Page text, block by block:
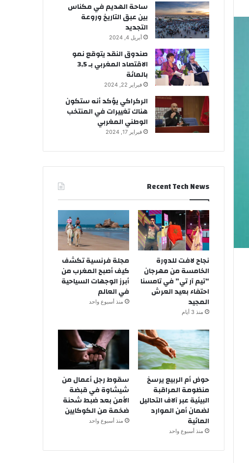
ساحة الهديم في مكناس
بين عبق التاريخ وروعة
التجديد
أبريل 4, 2024
صندوق النقد يتوقع نمو
الاقتصاد المغربي بـ 3,5
بالمائة
فبراير 22, 2024
الركراكي يؤكد أنه ستكون
هناك تغييرات في المنتخب
الوطني المغربي
فبراير 17, 2024
Recent Tech News
نجاح لافت للدورة
الخامسة من مهرجان
“تيم آر تي” في تامسنا
احتفاء بعيد العرش
المجيد
منذ 3 أيام
مجلة فرنسية تكشف
كيف أصبح المغرب من
أبرز الوجهات السياحية
في العالم
منذ أسبوع واحد
حوض أم الربيع يرسخ
منظومة المراقبة
البيئية عبر آلاف التحاليل
لضمان أمن الموارد
المائية
منذ أسبوع واحد
سقوط رجل أعمال من
شيشاوة في قبضة
الأمن بعد ضبط شحنة
ضخمة من الكوكايين
منذ أسبوع واحد